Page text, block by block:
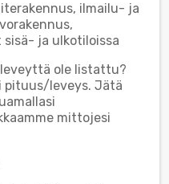
ilmailu- ja
ja ulkotiloissa
ole listattu?
pituus/leveys. Jätä
mittojesi